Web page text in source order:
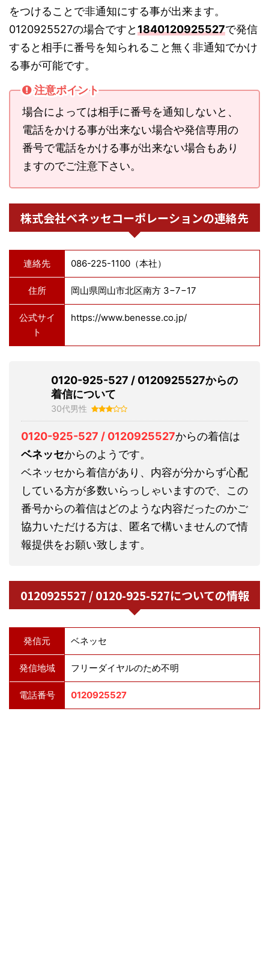
をつけることで非通知にする事が出来ます。
0120925527の場合ですと1840120925527で発信
すると相手に番号を知られること無く非通知でかけ
る事が可能です。
注意ポイント
場合によっては相手に番号を通知しないと、
電話をかける事が出来ない場合や発信専用の
番号で電話をかける事が出来ない場合もあり
ますのでご注意下さい。
株式会社ベネッセコーポレーションの連絡先
連絡先 086-225-1100（本社）
住所 岡山県岡山市北区南方 3−7−17
公式サイ
ト
https://www.benesse.co.jp/
0120-925-527 / 0120925527からの
着信について
30代男性
0120-925-527 / 0120925527からの着信は
ベネッセからのようです。
ベネッセから着信があり、内容が分からず心配
している方が多数いらっしゃいますので、この
番号からの着信はどのような内容だったのかご
協力いただける方は、匿名で構いませんので情
報提供をお願い致します。
0120925527 / 0120-925-527についての情報
発信元 ベネッセ
発信地域 フリーダイヤルのため不明
電話番号 0120925527